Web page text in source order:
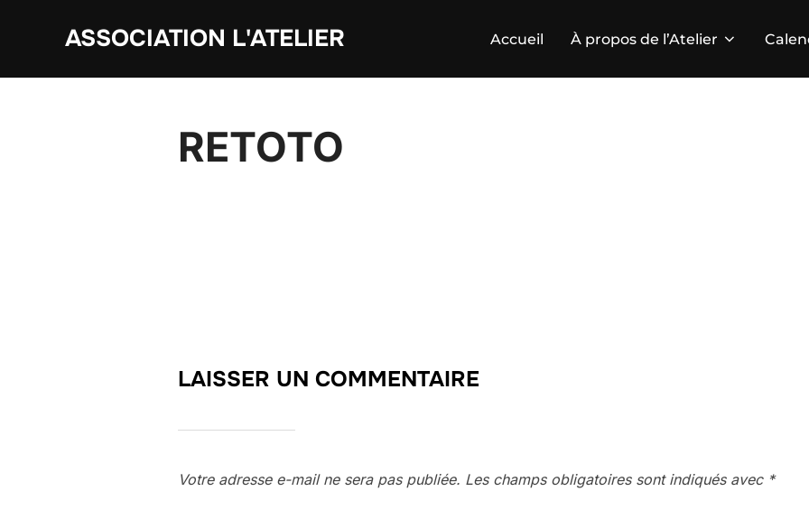
ASSOCIATION L'ATELIER Accueil À propos de l’Atelier
RETOTO
LAISSER UN COMMENTAIRE
Votre adresse e-mail ne sera pas publiée. Les champs obligatoires sont indiqués avec *